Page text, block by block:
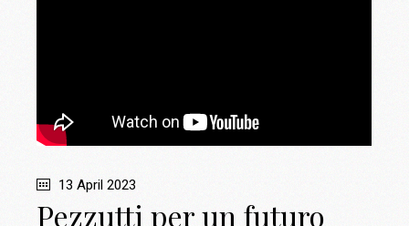
13 April 2023
Pezzutti per un futuro